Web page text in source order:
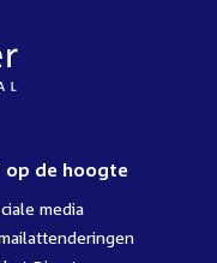
op de hoogte
media